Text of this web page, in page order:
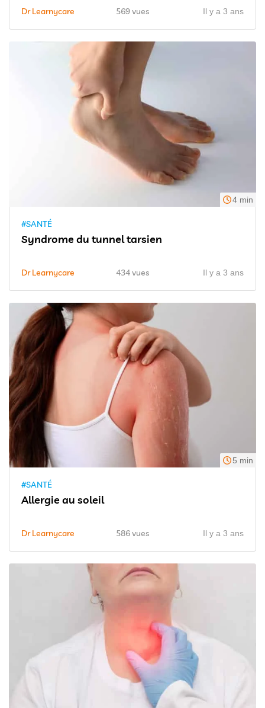
Dr Learnycare 569 vues Il y a 3 ans
4 min
#SANTÉ
Syndrome du tunnel tarsien
Dr Learnycare 434 vues Il y a 3 ans
5 min
#SANTÉ
Allergie au soleil
Dr Learnycare 586 vues Il y a 3 ans